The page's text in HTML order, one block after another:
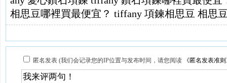
相思豆哪裡買最便宜？ tiffany 項鍊相思豆 相思
匿名发表 (我们会记录您的IP位置与发布时间，请您阅读 《匿名发表准